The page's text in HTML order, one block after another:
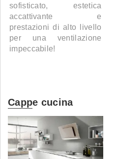
sofisticato, estetica
accattivante e
prestazioni di alto livello
per una ventilazione
impeccabile!
Cappe cucina